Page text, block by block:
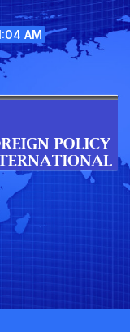
AM